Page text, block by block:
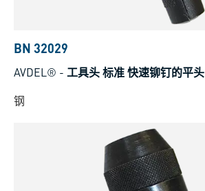
BN 32029
AVDEL® - 工具头 标准 快速铆钉的平头
钢